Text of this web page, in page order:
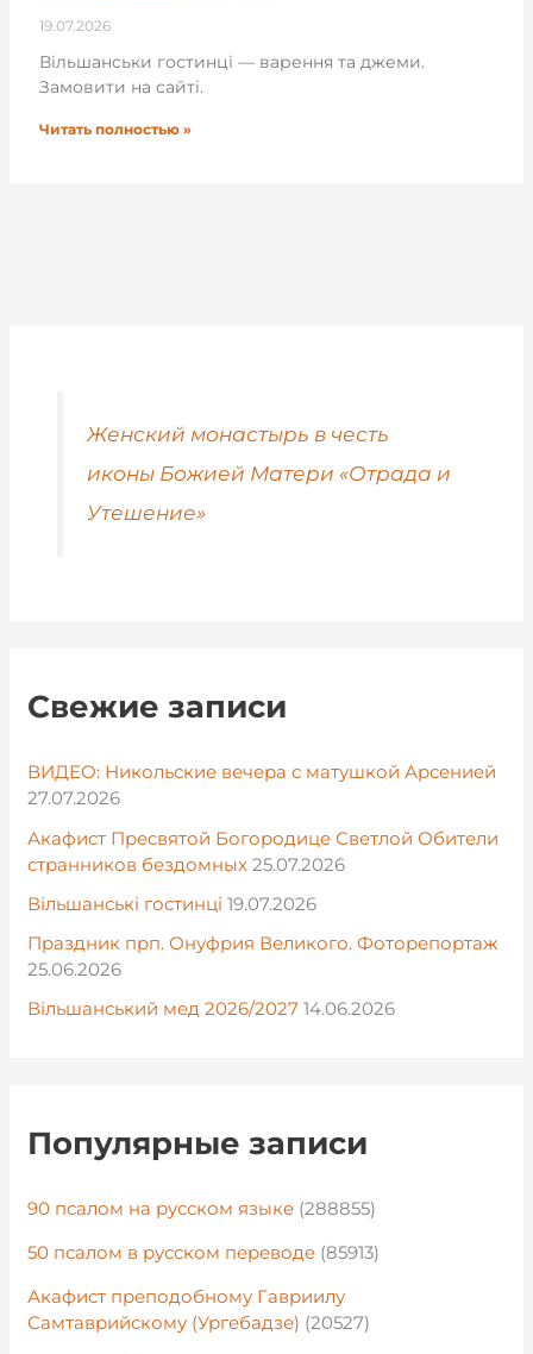
19.07.2026
Вільшанськи гостинці — варення та джеми.
Замовити на сайті.
Читать полностью »
Женский монастырь в честь
иконы Божией Матери «Отрада и
Утешение»
Свежие записи
ВИДЕО: Никольские вечера с матушкой Арсенией
27.07.2026
Акафист Пресвятой Богородице Светлой Обители
странников бездомных 25.07.2026
Вільшанські гостинці 19.07.2026
Праздник прп. Онуфрия Великого. Фоторепортаж
25.06.2026
Вільшанський мед 2026/2027 14.06.2026
Популярные записи
90 псалом на русском языке (288855)
50 псалом в русском переводе (85913)
Акафист преподобному Гавриилу
Самтаврийскому (Ургебадзе) (20527)